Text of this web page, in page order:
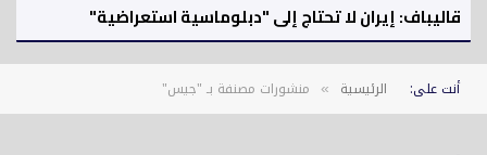
قاليباف: إيران لا تحتاج إلى "دبلوماسية استعراضية"
أنت على: الرئيسية » منشورات مصنفة بـ "جيس"